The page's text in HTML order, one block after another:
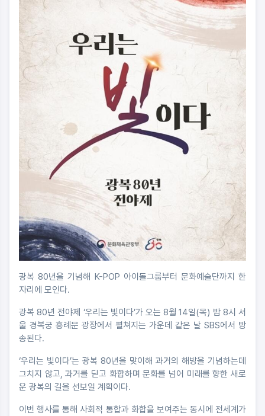
광복 80년을 기념해 K-POP 아이돌그룹부터 문화예술단까지 한
자리에 모인다.
광복 80년 전야제 ‘우리는 빛이다’가 오는 8월 14일(목) 밤 8시 서
울 경복궁 흥례문 광장에서 펼쳐지는 가운데 같은 날 SBS에서 방
송된다.
‘우리는 빛이다’는 광복 80년을 맞이해 과거의 해방을 기념하는데
그치지 않고, 과거를 딛고 화합하며 문화를 넘어 미래를 향한 새로
운 광복의 길을 선보일 계획이다.
이번 행사를 통해 사회적 통합과 화합을 보여주는 동시에 전세계가